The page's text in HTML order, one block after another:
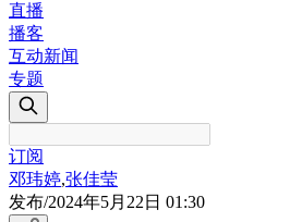
直播
播客
互动新闻
专题
订阅
邓玮婷,张佳莹
发布/2024年5月22日 01:30